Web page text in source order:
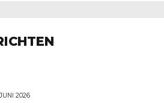
2026